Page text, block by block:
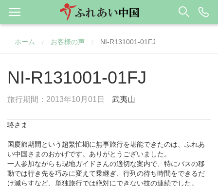
ホーム / お客様の声 / NI-R131001-01FJ
NI-R131001-01FJ
旅行期間：2013年10月01日 武夷山
駱さま
国慶節期間という超繁忙期に無事旅行を堪能できたのは、ふれあ
い中国さまのおかげです。ありがとうございました。
一人参加ながらも現地ガイドさんの適切な案内で、特にバスの移
動では行き先を巧みに変えて乗継ぎ、行列の待ち時間をできるだ
け減らすなど、単独旅行では絶対にできない技の連続でした。